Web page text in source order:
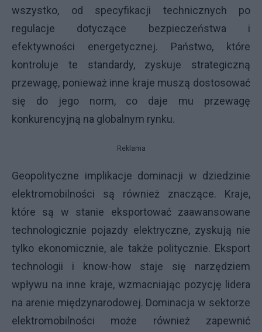
wszystko, od specyfikacji technicznych po
regulacje dotyczące bezpieczeństwa i
efektywności energetycznej. Państwo, które
kontroluje te standardy, zyskuje strategiczną
przewagę, ponieważ inne kraje muszą dostosować
się do jego norm, co daje mu przewagę
konkurencyjną na globalnym rynku.
Reklama
Geopolityczne implikacje dominacji w dziedzinie
elektromobilności są również znaczące. Kraje,
które są w stanie eksportować zaawansowane
technologicznie pojazdy elektryczne, zyskują nie
tylko ekonomicznie, ale także politycznie. Eksport
technologii i know-how staje się narzędziem
wpływu na inne kraje, wzmacniając pozycję lidera
na arenie międzynarodowej. Dominacja w sektorze
elektromobilności może również zapewnić